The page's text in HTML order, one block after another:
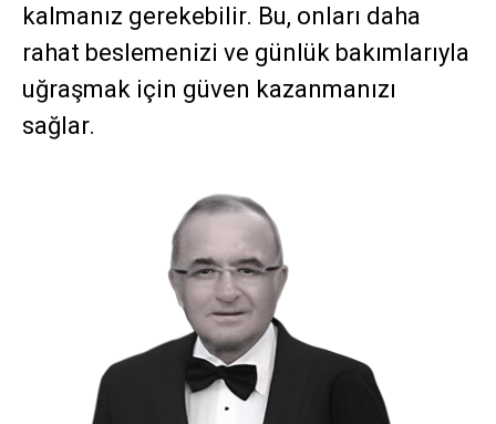
kalmanız gerekebilir. Bu, onları daha
rahat beslemenizi ve günlük bakımlarıyla
uğraşmak için güven kazanmanızı
sağlar.